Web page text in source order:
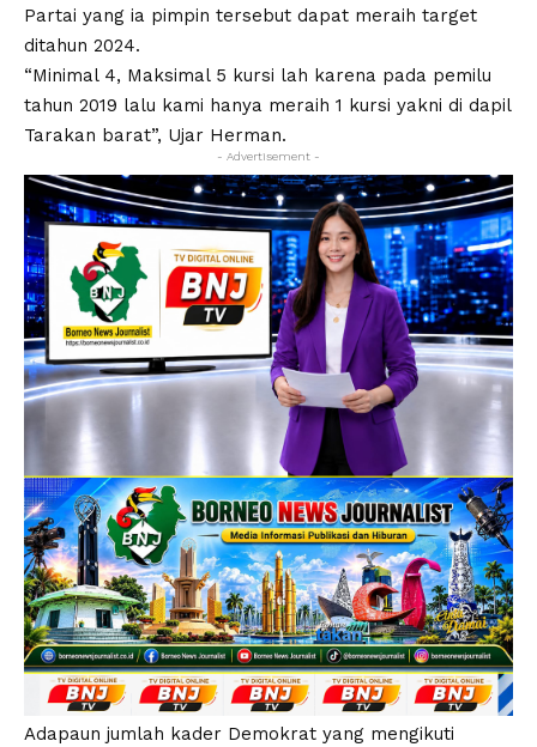
Partai yang ia pimpin tersebut dapat meraih target
ditahun 2024.
“Minimal 4, Maksimal 5 kursi lah karena pada pemilu
tahun 2019 lalu kami hanya meraih 1 kursi yakni di dapil
Tarakan barat”, Ujar Herman.
- Advertisement -
Adapaun jumlah kader Demokrat yang mengikuti